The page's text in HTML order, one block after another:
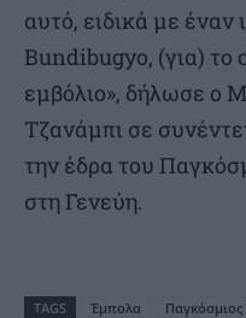
αυτό, ειδικά με έναν
Bundibugyo, (για) το
εμβόλιο», δήλωσε ο
Τζανάμπι σε
την έδρα του
στη Γενεύη.
TAGS Έμπολα